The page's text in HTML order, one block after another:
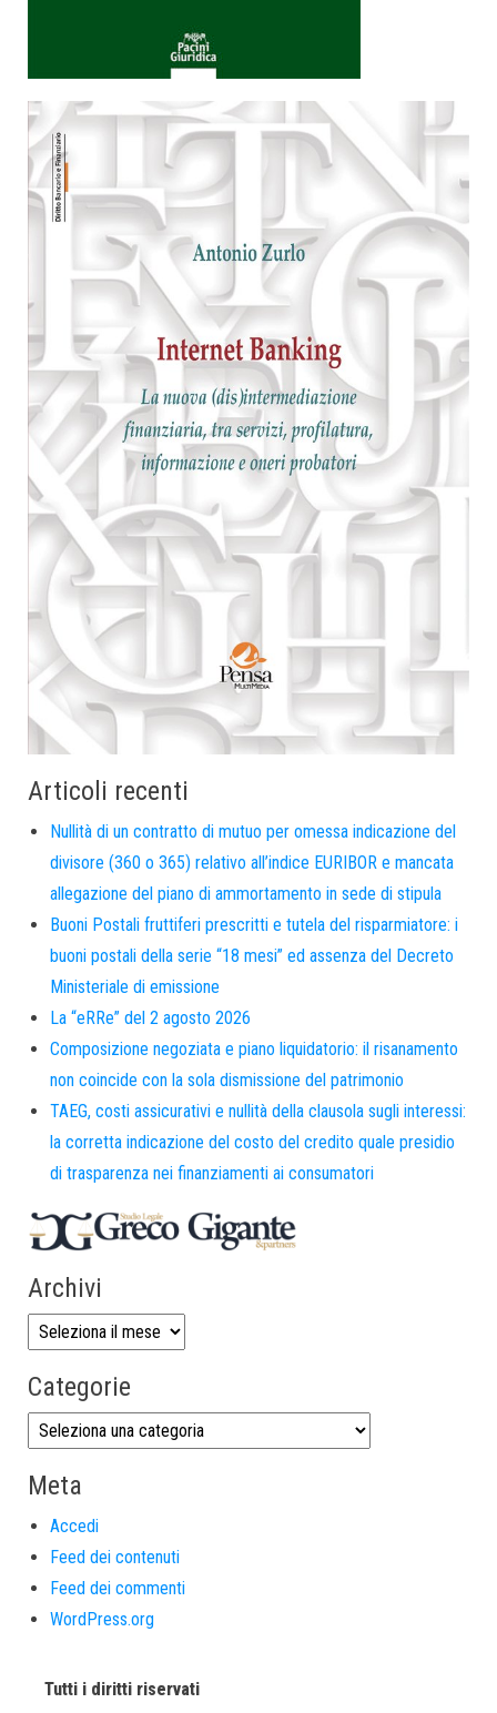
Articoli recenti
Nullità di un contratto di mutuo per omessa indicazione del
divisore (360 o 365) relativo all’indice EURIBOR e mancata
allegazione del piano di ammortamento in sede di stipula
Buoni Postali fruttiferi prescritti e tutela del risparmiatore: i
buoni postali della serie “18 mesi” ed assenza del Decreto
Ministeriale di emissione
La “eRRe” del 2 agosto 2026
Composizione negoziata e piano liquidatorio: il risanamento
non coincide con la sola dismissione del patrimonio
TAEG, costi assicurativi e nullità della clausola sugli interessi:
la corretta indicazione del costo del credito quale presidio
di trasparenza nei finanziamenti ai consumatori
Archivi
Categorie
Meta
Accedi
Feed dei contenuti
Feed dei commenti
WordPress.org
Tutti i diritti riservati